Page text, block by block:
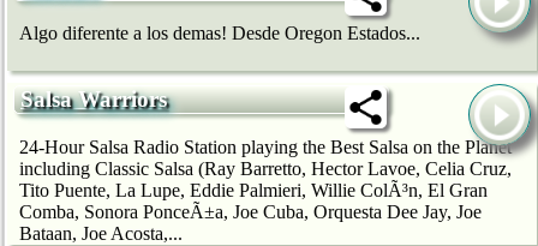
Algo diferente a los demas! Desde Oregon Estados...
Salsa Warriors
24-Hour Salsa Radio Station playing the Best Salsa on the Planet
including Classic Salsa (Ray Barretto, Hector Lavoe, Celia Cruz,
Tito Puente, La Lupe, Eddie Palmieri, Willie ColÃ³n, El Gran
Comba, Sonora PonceÃ±a, Joe Cuba, Orquesta Dee Jay, Joe
Bataan, Joe Acosta,...